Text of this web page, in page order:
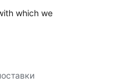
which we